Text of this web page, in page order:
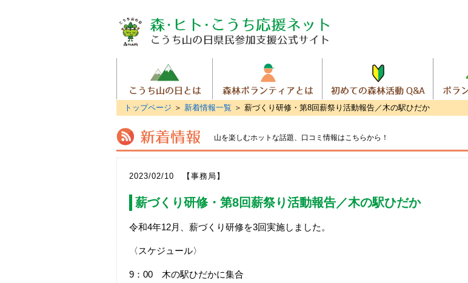
トップページ ＞ 新着情報一覧 ＞ 薪づくり研修・第8回薪祭り活動報告／木の駅ひだか
山を楽しむホットな話題、 口コミ情報はこちらから！
2023/02/10 【事務局】
薪づくり研修・第8回薪祭り活動報告／木の駅ひだか
令和4年12月、薪づくり研修を3回実施しました。
〈スケジュール〉
9：00 木の駅ひだかに集合